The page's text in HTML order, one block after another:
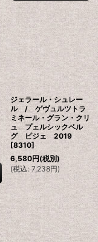
ジェラール・シュレー
ル / ゲヴュルツトラ
ミネール・グラン・クリ
ュ プェルシックベル
グ ピジェ 2019
[8310]
6,580円(税別)
(税込 : 7,238円)